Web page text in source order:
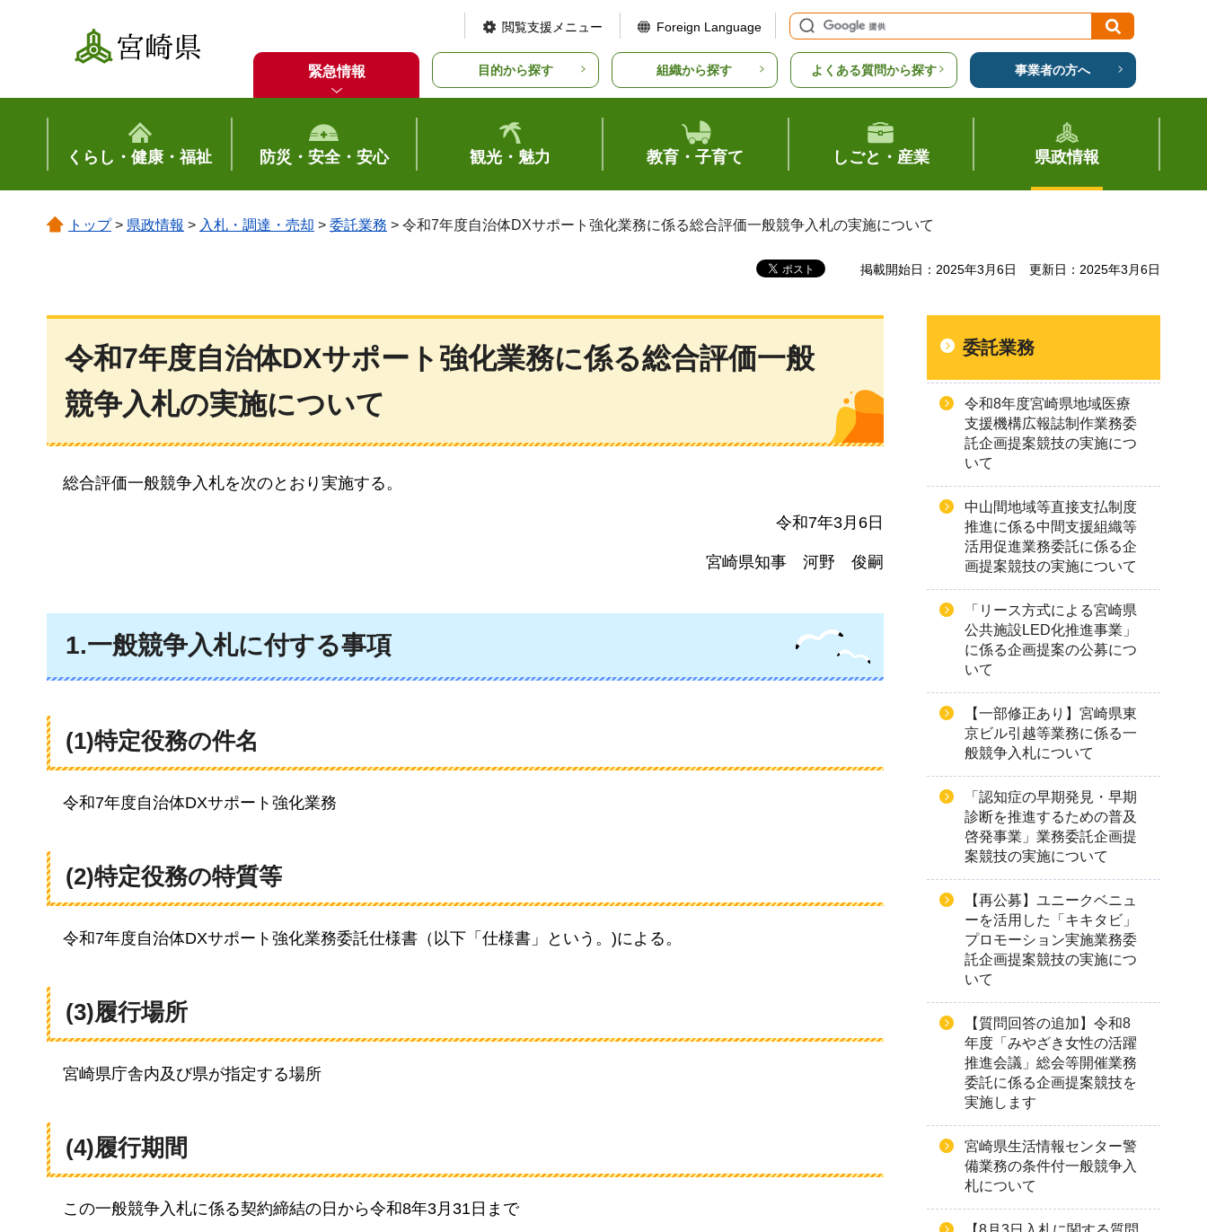
宮崎県
閲覧支援メニュー Foreign Language
緊急情報 目的から探す 組織から探す よくある質問から探す 事業者の方へ
くらし・健康・福祉 防災・安全・安心 観光・魅力 教育・子育て しごと・産業 県政情報
トップ> 県政情報 > 入札・調達・売却 > 委託業務 > 令和7年度自治体DXサポート強化業務に係る総合評価一般競争入札の実施について
掲載開始日：2025年3月6日 更新日：2025年3月6日
令和7年度自治体DXサポート強化業務に係る総合評価一般
競争入札の実施について
総合評価一般競争入札を次のとおり実施する。
令和7年3月6日
宮崎県知事 河野 俊嗣
1.一般競争入札に付する事項
(1)特定役務の件名
令和7年度自治体DXサポート強化業務
(2)特定役務の特質等
令和7年度自治体DXサポート強化業務委託仕様書（以下「仕様書」という。)による。
(3)履行場所
宮崎県庁舎内及び県が指定する場所
(4)履行期間
この一般競争入札に係る契約締結の日から令和8年3月31日まで
委託業務
令和8年度宮崎県地域医療
支援機構広報誌制作業務委
託企画提案競技の実施につ
いて
中山間地域等直接支払制度
推進に係る中間支援組織等
活用促進業務委託に係る企
画提案競技の実施について
「リース方式による宮崎県
公共施設LED化推進事業」
に係る企画提案の公募につ
いて
【一部修正あり】宮崎県東
京ビル引越等業務に係る一
般競争入札について
「認知症の早期発見・早期
診断を推進するための普及
啓発事業」業務委託企画提
案競技の実施について
【再公募】ユニークベニュ
ーを活用した「キキタビ」
プロモーション実施業務委
託企画提案競技の実施につ
いて
【質問回答の追加】令和8
年度「みやざき女性の活躍
推進会議」総会等開催業務
委託に係る企画提案競技を
実施します
宮崎県生活情報センター警
備業務の条件付一般競争入
札について